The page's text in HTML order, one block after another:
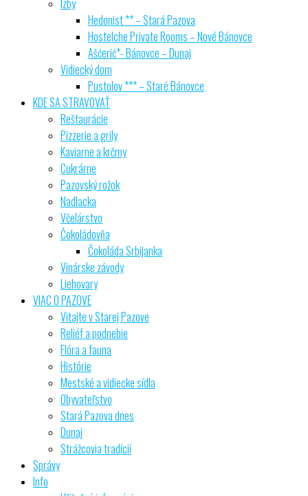
Izby
Hedonist ** – Stará Pazova
Hostelche Private Rooms – Nové Bánovce
Ašćerić*- Bánovce – Dunaj
Vidiecký dom
Pustolov *** – Staré Bánovce
KDE SA STRAVOVAŤ
Reštaurácie
Pizzerie a grily
Kaviarne a krčmy
Cukrárne
Pazovský rožok
Nadlacka
Včelárstvo
Čokoládovňa
Čokoláda Srbijanka
Vinárske závody
Liehovary
VIAC O PAZOVE
Vitajte v Starej Pazove
Reliéf a podnebie
Flóra a fauna
Histórie
Mestské a vidiecke sídla
Obyvateľstvo
Stará Pazova dnes
Dunaj
Strážcovia tradícií
Správy
Info